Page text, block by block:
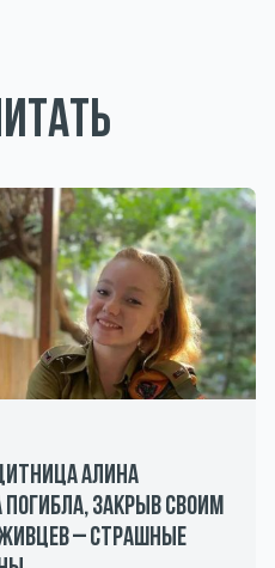
Алина
погибла, закрыв своим
– страшные